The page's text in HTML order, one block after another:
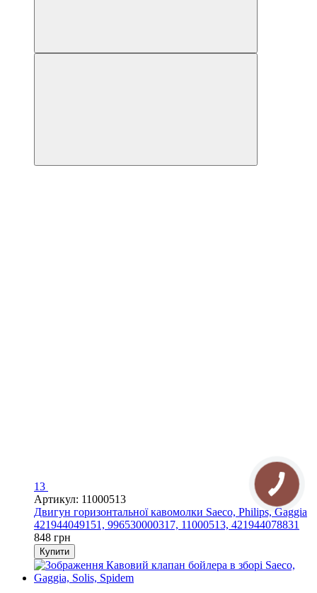
13
Артикул: 11000513
Двигун горизонтальної кавомолки Saeco, Philips, Gaggia
421944049151, 996530000317, 11000513, 421944078831
848 грн
Купити